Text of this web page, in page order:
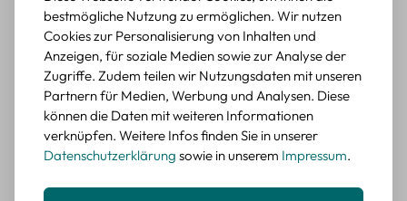
BEWERTETER ARTIKEL
Retro Blumen Sticker Set – 45 Stück mit 15
verschiedene Motive
Farbe: F
Durchschnittliche Bewertung von 5 von 5 Sternen
Erika G.diesen Monat Verifizierter Kauf
Tolle Sticker
bestmögliche Nutzung zu ermöglichen. Wir nutzen
Cookies zur Personalisierung von Inhalten und
Anzeigen, für soziale Medien sowie zur Analyse der
Zugriffe. Zudem teilen wir Nutzungsdaten mit unseren
Partnern für Medien, Werbung und Analysen. Diese
können die Daten mit weiteren Informationen
verknüpfen. Weitere Infos finden Sie in unserer
Datenschutzerklärung sowie in unserem Impressum.